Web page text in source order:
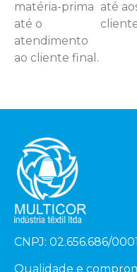
matéria-prima
até o
atendimento
ao cliente final.
até
CNPJ: 02.656.686/
Qualidade e